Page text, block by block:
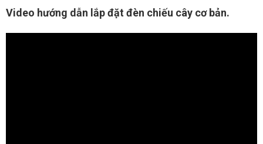
Video hướng dẫn lắp đặt đèn chiếu cây cơ bản.